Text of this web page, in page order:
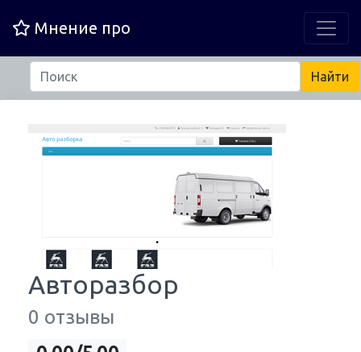
Мнение про
Авторазбор
0 отзывы